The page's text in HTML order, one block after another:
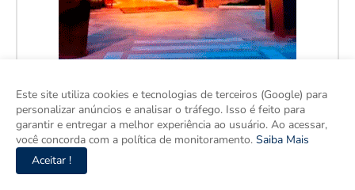
Este site utiliza cookies e tecnologias de terceiros (Google) para
personalizar anúncios e analisar o tráfego. Isso é feito para
garantir e entregar a melhor experiência ao usuário. Ao acessar,
você concorda com a política de monitoramento. Saiba Mais
Aceitar !